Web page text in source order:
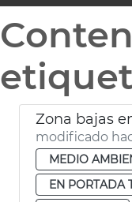
Zona bajas
modificado
MEDIO
EN PORTADA